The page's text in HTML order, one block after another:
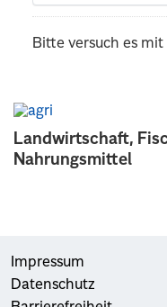
Landwirtschaft,
Nahrungsmittel
Bitte versuch es
Impressum
Datenschutz